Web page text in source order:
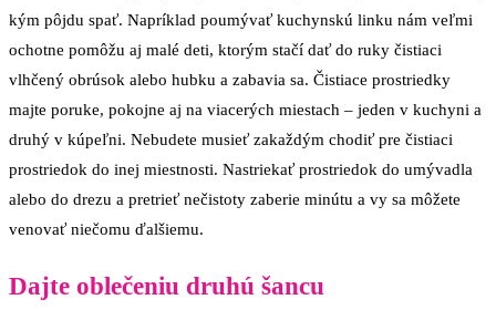
kým pôjdu spať. Napríklad poumývať kuchynskú linku nám veľmi
ochotne pomôžu aj malé deti, ktorým stačí dať do ruky čistiaci
vlhčený obrúsok alebo hubku a zabavia sa. Čistiace prostriedky
majte poruke, pokojne aj na viacerých miestach – jeden v kuchyni a
druhý v kúpeľni. Nebudete musieť zakaždým chodiť pre čistiaci
prostriedok do inej miestnosti. Nastriekať prostriedok do umývadla
alebo do drezu a pretrieť nečistoty zaberie minútu a vy sa môžete
venovať niečomu ďalšiemu.
Dajte oblečeniu druhú šancu